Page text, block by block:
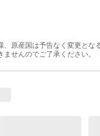
原産国は予告なく変更とな
せんのでご了承ください。